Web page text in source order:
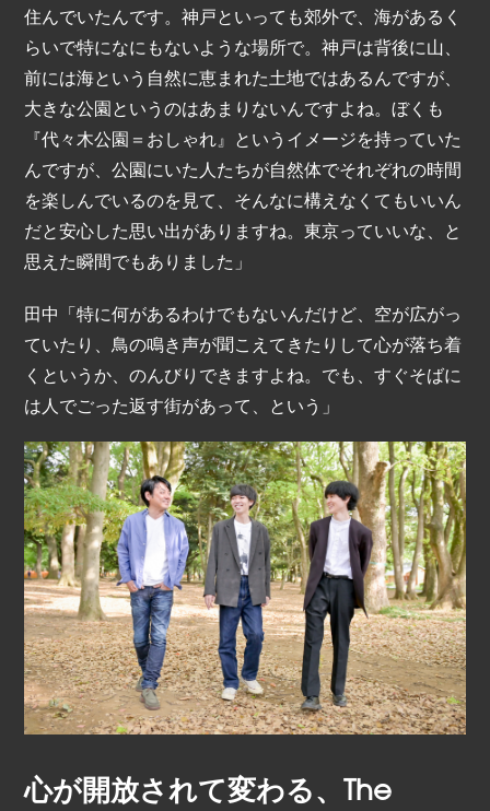
住んでいたんです。神戸といっても郊外で、海があるく
らいで特になにもないような場所で。神戸は背後に山、
前には海という自然に恵まれた土地ではあるんですが、
大きな公園というのはあまりないんですよね。ぼくも
『代々木公園＝おしゃれ』というイメージを持っていた
んですが、公園にいた人たちが自然体でそれぞれの時間
を楽しんでいるのを見て、そんなに構えなくてもいいん
だと安心した思い出がありますね。東京っていいな、と
思えた瞬間でもありました」
田中「特に何があるわけでもないんだけど、空が広がっ
ていたり、鳥の鳴き声が聞こえてきたりして心が落ち着
くというか、のんびりできますよね。でも、すぐそばに
は人でごった返す街があって、という」
心が開放されて変わる、The